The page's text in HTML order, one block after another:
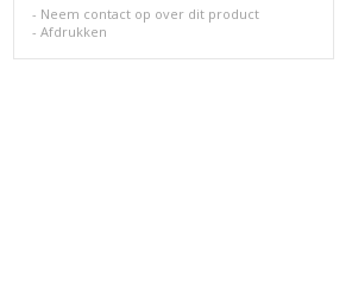
- Neem contact op over dit product
-Afdrukken